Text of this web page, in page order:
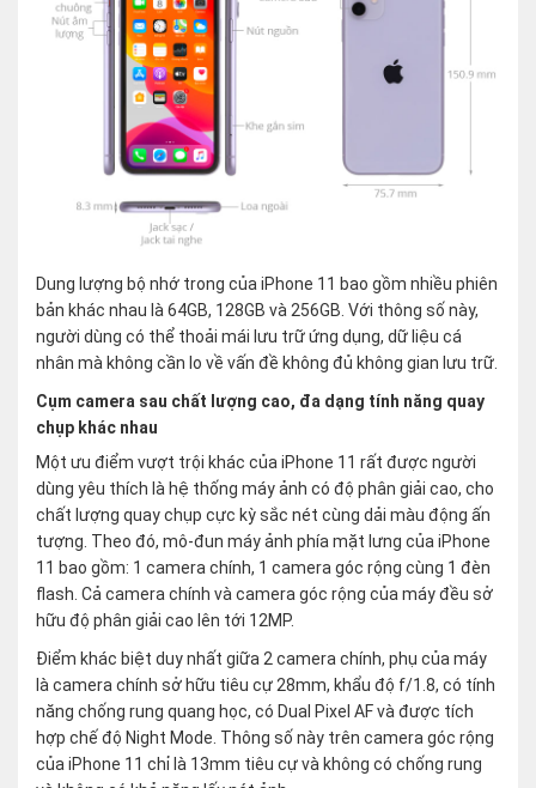
Dung lượng bộ nhớ trong của iPhone 11 bao gồm nhiều phiên
bản khác nhau là 64GB, 128GB và 256GB. Với thông số này,
người dùng có thể thoải mái lưu trữ ứng dụng, dữ liệu cá
nhân mà không cần lo về vấn đề không đủ không gian lưu trữ.
Cụm camera sau chất lượng cao, đa dạng tính năng quay
chụp khác nhau
Một ưu điểm vượt trội khác của iPhone 11 rất được người
dùng yêu thích là hệ thống máy ảnh có độ phân giải cao, cho
chất lượng quay chụp cực kỳ sắc nét cùng dải màu động ấn
tượng. Theo đó, mô-đun máy ảnh phía mặt lưng của iPhone
11 bao gồm: 1 camera chính, 1 camera góc rộng cùng 1 đèn
flash. Cả camera chính và camera góc rộng của máy đều sở
hữu độ phân giải cao lên tới 12MP.
Điểm khác biệt duy nhất giữa 2 camera chính, phụ của máy
là camera chính sở hữu tiêu cự 28mm, khẩu độ f/1.8, có tính
năng chống rung quang học, có Dual Pixel AF và được tích
hợp chế độ Night Mode. Thông số này trên camera góc rộng
của iPhone 11 chỉ là 13mm tiêu cự và không có chống rung